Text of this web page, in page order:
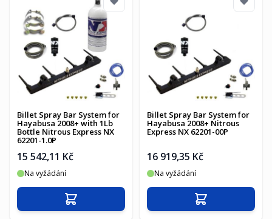
Billet Spray Bar System for
Hayabusa 2008+ with 1Lb
Bottle Nitrous Express NX
62201-1.0P
15 542,11 Kč
Na vyžádání
Přidat do košíku
Billet Spray Bar System for
Hayabusa 2008+ Nitrous
Express NX 62201-00P
16 919,35 Kč
Na vyžádání
Přidat do košíku